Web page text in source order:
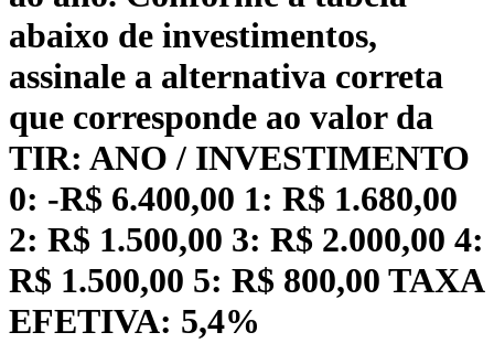
abaixo de investimentos,
assinale a alternativa correta
que corresponde ao valor da
TIR: ANO / INVESTIMENTO
0: -R$ 6.400,00 1: R$ 1.680,00
2: R$ 1.500,00 3: R$ 2.000,00 4:
R$ 1.500,00 5: R$ 800,00 TAXA
EFETIVA: 5,4%